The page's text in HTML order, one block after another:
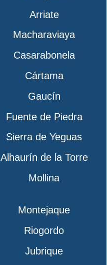
Arriate
Macharaviaya
Casarabonela
Cártama
Gaucín
Fuente de Piedra
Sierra de Yeguas
Alhaurín de la Torre
Mollina
Montejaque
Riogordo
Jubrique